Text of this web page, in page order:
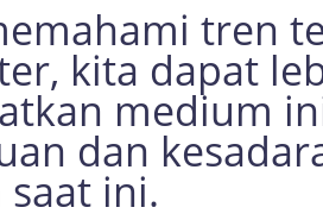
tren
kita dapat
medium
dan
ini.